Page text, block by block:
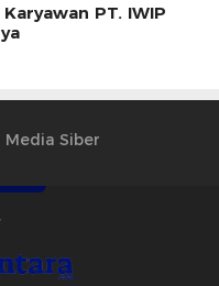
PT. IWIP
Media Siber